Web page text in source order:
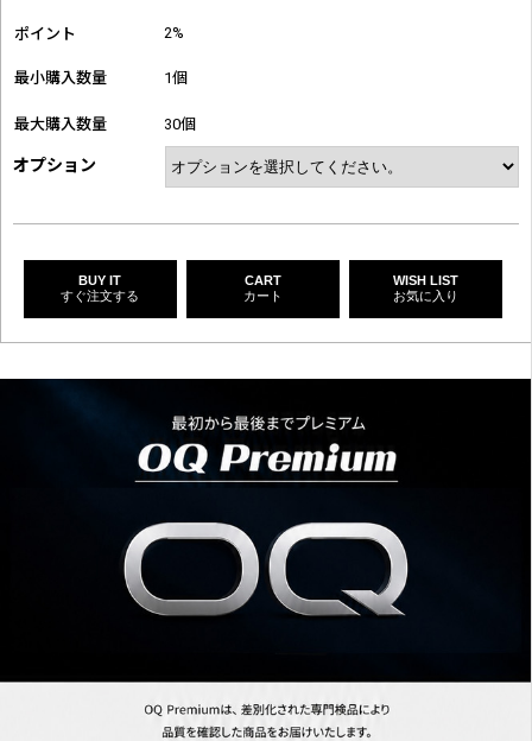
ポイント 2%
最小購入数量 1個
最大購入数量 30個
オプション
BUY IT
すぐ注文する
CART
カート
WISH LIST
お気に入り